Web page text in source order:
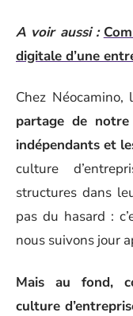
A voir aussi :
digitale d’une
Chez Néocamino,
partage de
indépendants et
culture
structures dans
pas du hasard :
nous suivons jour
Mais au fond,
culture